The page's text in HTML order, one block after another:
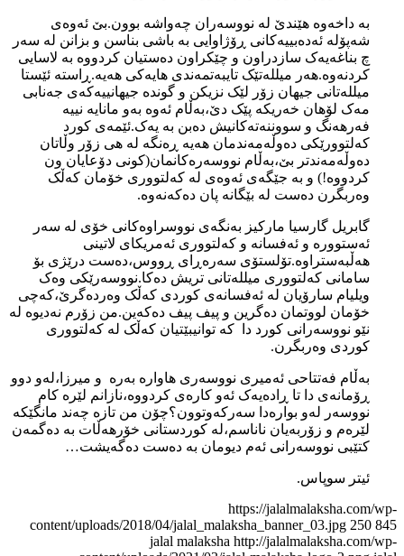
بە داخەوە هێندێ لە نووسەران چەواشە بوون.بێ ئەوەی
شەپۆلە ئەدەبییەکانی ڕۆژاوایی بە باشی بناسن و بزانن لە سەر
چ بناغەیەک سازدراون و چێکراون دەستیان کردووە بە لاسایی
کردنەوە.هەر میللەتێک تایبەتمەندی هایەکی هەیە.ڕاستە ئێستا
میللەتانی جیهان زۆر لێک نزیکن و گوندە جیهانییەکەی جەنابی
مەک لۆهان خەریکە پێک دێ،بەڵام ئەوە بەو مانایە نییە
فەرهەنگ و سووننەتەکانیش دەبن بە یەک.ئێمەی کورد
کەلتوورێکی دەوڵەمەندمان هەیە ڕەنگە لە هی زۆر وڵاتان
دەوڵەمەندتر بێ،بەڵام نووسەرەکانمان(کونی دۆعایان ون
کردووە!) و بە جێگەی ئەوەی لە کەلتووری خۆمان کەڵک
وەربگرن دەست لە بێگانە پان دەکەنەوە.
گابریل گارسیا مارکیز بەنگەی نووسراوەکانی خۆی لە سەر
ئەستوورە و ئەفسانە و کەلتووری ئەمریکای لاتینی
هەڵبەستراوە.تۆلستۆی سەرەڕای ڕووس،دەست درێژی بۆ
سامانی کەلتووری میللەتانی تریش دەکا.نووسەرێکی وەک
ویلیام سارۆیان لە ئەفسانەی کوردی کەڵک وەردەگرێ،کەچی
خۆمان لووتمان دەگرین و پیف پیف دەکەین.من زۆرم نەدیوە لە
نێو نووسەرانی کورد دا کە توانیبێتیان کەڵک لە کەلتووری
کوردی وەربگرن.
بەڵام فەتتاحی ئەمیری نووسەری هاوارە بەرە و میرزا،لەو دوو
ڕۆمانەی دا تا ڕادەیەک ئەو کارەی کردووە،نازانم لێرە کام
نووسەر لەو بوارەدا سەرکەوتوون؟چۆن من تازە چەند مانگێکە
لێرەم و زۆربەیان ناناسم،لە کوردستانی خۆرهەڵات بە دەگمەن
کتێبی نووسەرانی ئەم دیومان بە دەست دەگەیشت…
ئیتر سوپاس.
https://jalalmalaksha.com/wp-
content/uploads/2018/04/jalal_malaksha_banner_03.jpg 250 845
jalal malaksha http://jalalmalaksha.com/wp-